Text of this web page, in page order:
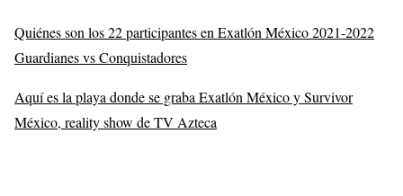
Quiénes son los 22 participantes en Exatlón México 2021-2022
Guardianes vs Conquistadores
Aquí es la playa donde se graba Exatlón México y Survivor
México, reality show de TV Azteca